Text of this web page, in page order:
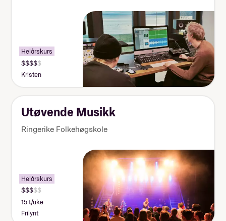
Om du velger å bli på skolen i
hjemreisehelgene må du ordne
deg mat selv.
Lommepenger. På bloggen
forteller fire elever hvor mye
lommepenger de brukte i løpet av
sitt år på folkehøgskole
Helårskurs
Kristen
Utøvende Musikk
Ringerike Folkehøgskole
Helårskurs
15 t/uke
Frilynt